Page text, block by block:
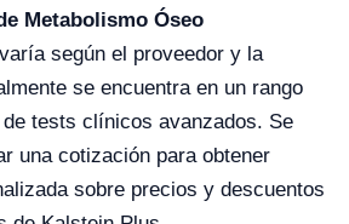
Metabolismo Óseo
según el proveedor y la
se encuentra en un rango
tests clínicos avanzados. Se
una cotización para obtener
sobre precios y descuentos